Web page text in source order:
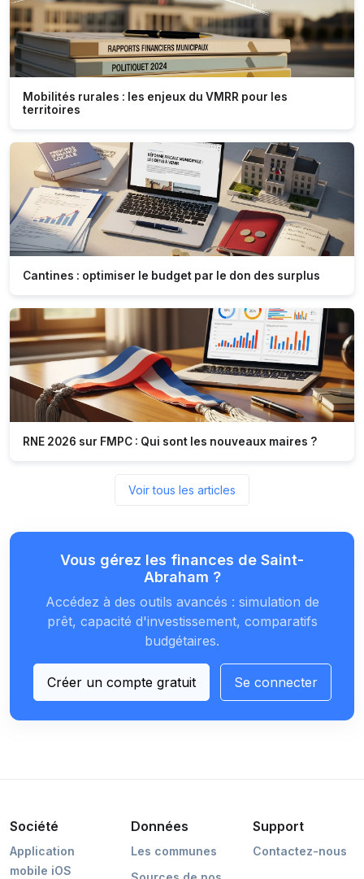
Mobilités rurales : les enjeux du VMRR pour les
territoires
Cantines : optimiser le budget par le don des surplus
RNE 2026 sur FMPC : Qui sont les nouveaux maires ?
Voir tous les articles
Vous gérez les finances de Saint-
Abraham ?
Accédez à des outils avancés : simulation de
prêt, capacité d'investissement, comparatifs
budgétaires.
Créer un compte gratuit Se connecter
Société
Application
mobile iOS
Données
Les communes
Support
Contactez-nous